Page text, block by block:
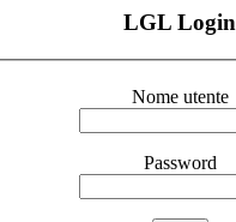
LGL Login
Nome utente
Password